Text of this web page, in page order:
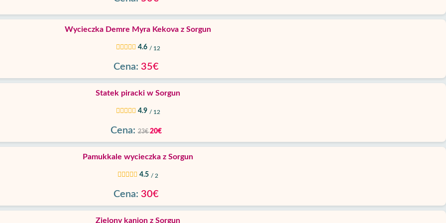
Wycieczka Demre Myra Kekova z Sorgun
4.6 / 12
Cena: 35€
Statek piracki w Sorgun
4.9 / 12
Cena: 23€20€
Pamukkale wycieczka z Sorgun
4.5 / 2
Cena: 30€
Zielony kanion z Sorgun